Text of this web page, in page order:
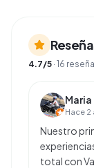
4.7/5 · 16
Hace 2
Nuestro
total con